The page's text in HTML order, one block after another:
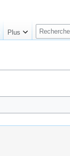
Plus
R
e
e
c